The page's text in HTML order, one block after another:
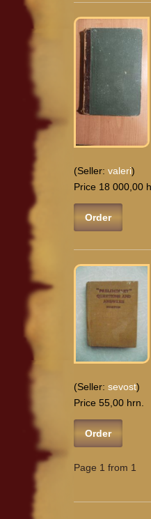
(Seller:valeri)
Price 18 000,00
Order
(Seller:sevost)
Price 55,00 hrn.
Order
Page 1 from 1